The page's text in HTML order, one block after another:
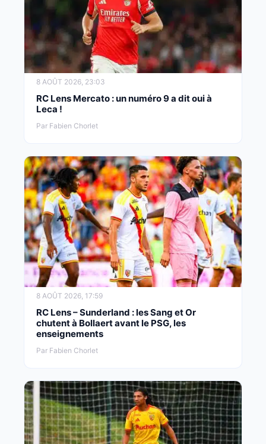
8 AOÛT 2026, 23:03
RC Lens Mercato : un numéro 9 a dit oui à
Leca !
Par Fabien Chorlet
8 AOÛT 2026, 17:59
RC Lens – Sunderland : les Sang et Or
chutent à Bollaert avant le PSG, les
enseignements
Par Fabien Chorlet